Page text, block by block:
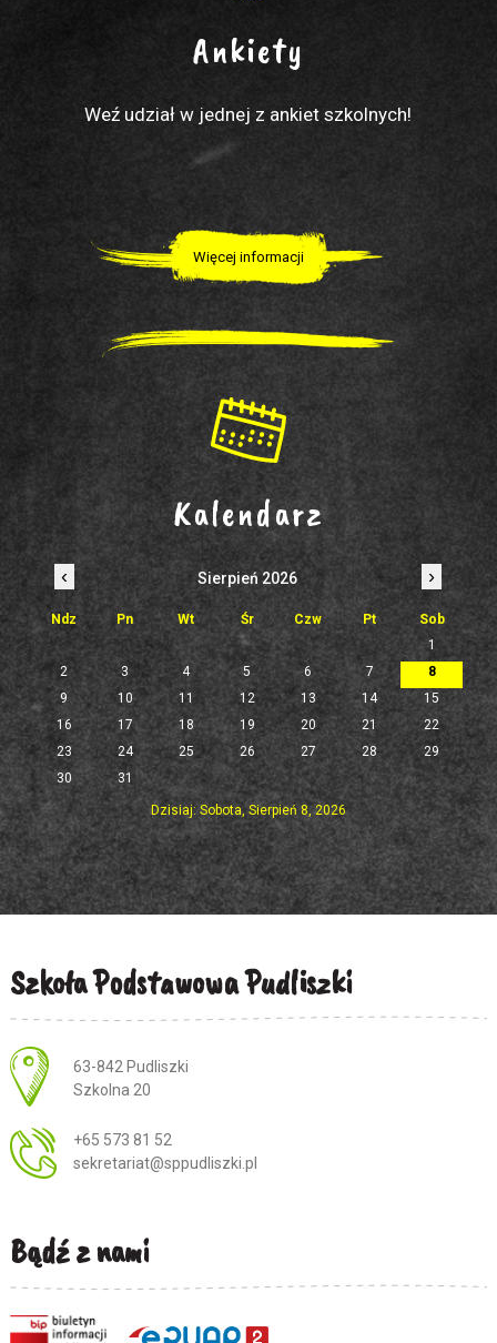
Ankiety
Weź udział w jednej z ankiet szkolnych!
Więcej informacji
Kalendarz
‹ Sierpień 2026 ›
Ndz Pn Wt Śr Czw Pt
Sob
1
2
3 4 5 6 7
8
9
10 11 12 13 14
15
16
17 18 19 20 21
22
23
24 25 26 27 28
29
30
31
Dzisiaj: Sobota, Sierpień 8, 2026
Szkoła Podstawowa Pudliszki
Adres pocztowy:
63-842 Pudliszki
Szkolna 20
+65 573 81 52
sekretariat@sppudliszki.pl
Bądź z nami